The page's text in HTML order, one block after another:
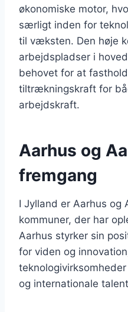
økonomiske motor,
særligt inden for
til væksten. Den høje
arbejdspladser i
behovet for at
tiltrækningskraft for
arbejdskraft.
Aarhus og
fremgang
I Jylland er Aarhus og
kommuner, der har
Aarhus styrker sin
for viden og
og internationale